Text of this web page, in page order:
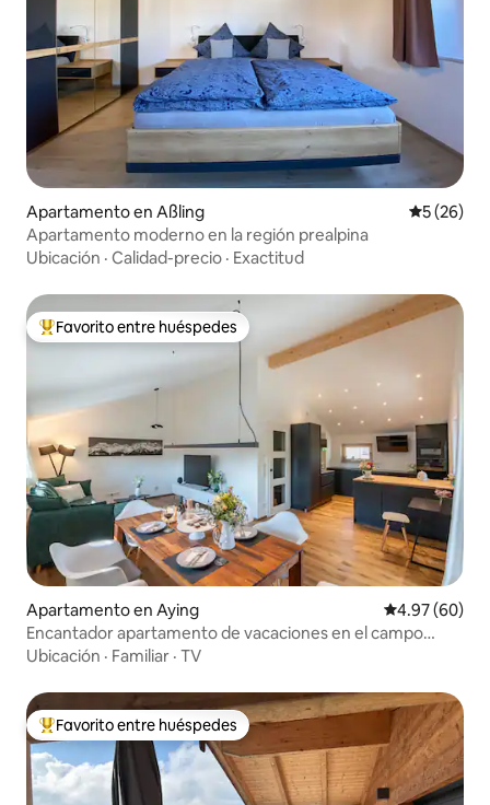
Apartamento en Aßling
5 (26)
Apartamento moderno en la región prealpina
Ubicación · Calidad-precio · Exactitud
Favorito entre huéspedes preferido
Favorito entre huéspedes
Apartamento en Aying Calificación
4.97 (60)
Encantador apartamento de vacaciones en el campo
cerca de Múnich
Ubicación · Familiar · TV
Favorito entre huéspedes preferido
Favorito entre huéspedes